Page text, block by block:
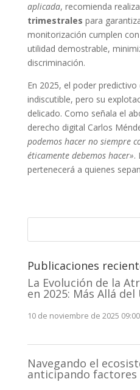
aplicada, recomienda
trimestrales para
monitorización cumplen
utilidad demostrable,
discriminación.
En 2025, el poder
indiscutible, pero su
delicado. Como señala el
derecho digital Carlos
podemos hacer no siempre
éticamente debemos hacer».
pertenecerá a quienes
Publicaciones
La Evolución de la
en 2025: Más Allá
10 de noviembre de 2025 09:00
Navegando el
anticipando factores